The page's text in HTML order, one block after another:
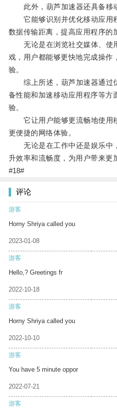
此外，葫芦加速器还具备移动
它能够识别并优化移动应用
数据传输距离，提高应用程序的
无论是在浏览社交媒体、使
戏，用户都能够更快地完成操作
验。
综上所述，葫芦加速器通过
备性能和加速移动应用程序等方
验。
它让用户能够更流畅地使用移
更便捷的网络体验。
无论是在工作中还是娱乐中
升效率和流畅度，为用户带来更
#18#
评论
游客
Horny Shriya called you
2023-01-08
游客
Hello,? Greetings fr
2022-10-18
游客
Horny Shriya called you
2022-10-10
游客
You have 5 minute oppor
2022-07-21
游客